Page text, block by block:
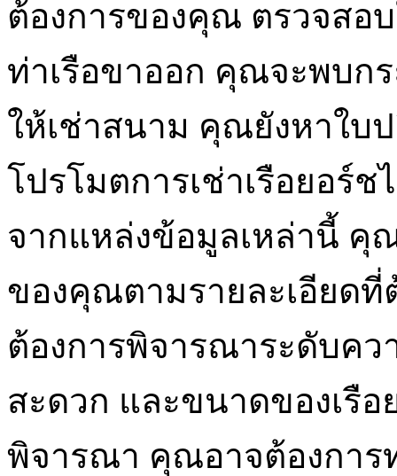
ต้องการของคุณ ตรวจสอ
ท่าเรือขาออก คุณจะพบก
ให้เช่าสนาม คุณยังหาใบ
โปรโมตการเช่าเรือยอร์
จากแหล่งข้อมูลเหล่านี้ คุ
ของคุณตามรายละเอียด
ต้องการพิจารณาระดับค
สะดวก และขนาดของเรื
พิจารณา คุณอาจต้องการ